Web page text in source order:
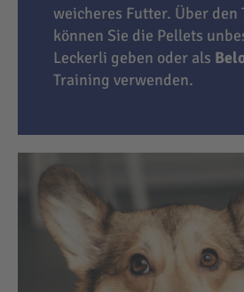
weicheres Futter. Über den
können Sie die Pellets
Leckerli geben oder als
Training verwenden.